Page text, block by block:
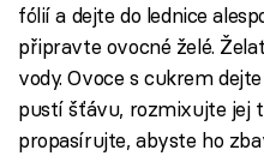
fólií a dejte do lednice
připravte ovocné želé.
vody. Ovoce s cukrem
pustí šťávu, rozmixujte jej
propasírujte, abyste ho